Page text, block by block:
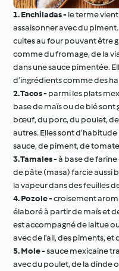
1. Enchiladas -le terme
assaisonner avec du
cuites au four pouvant être
comme du fromage, de la
dans une sauce pimentée.
d’ingrédients comme des
2. Tacos -parmi les plats
base de maïs ou de blé
bœuf, du porc, du poulet,
autres. Elles sont
sauce, de piment, de
3. Tamales -à base de
de pâte (masa) farcie aussi
la vapeur dans des feuilles
4. Pozole -croisement
élaboré à partir de maïs et
est accompagné de laitue
avec de l’ail, des piments,
5. Mole -sauce mexicaine
avec du poulet, de la dinde